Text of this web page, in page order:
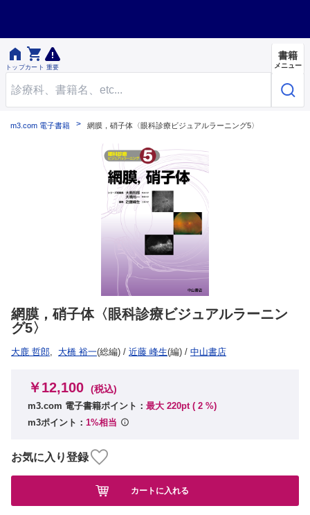

トップ

カート 重要
書籍
メニュー
m3.com 電子書籍 網膜，硝子体〈眼科診療ビジュアルラーニング5〉
網膜，硝子体〈眼科診療ビジュアルラーニン
グ5〉
大鹿 哲郎, 大橋 裕一(総編) / 近藤 峰生(編) / 中山書店
￥12,100 (税込)
m3.com 電子書籍ポイント： 最大 220pt ( 2 %)
m3ポイント： 1%相当
お気に入り登録
カートに入れる